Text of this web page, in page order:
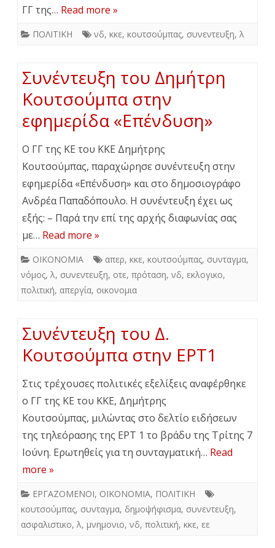
ΓΓ της… Read more »
ΠΟΛΙΤΙΚΗ νδ, κκε, κουτσούμπας, συνεντευξη, λ
Συνέντευξη του Δημήτρη
Κουτσούμπα στην
εφημερίδα «Επένδυση»
Ο ΓΓ της ΚΕ του ΚΚΕ Δημήτρης
Κουτσούμπας, παραχώρησε συνέντευξη στην
εφημερίδα «Επένδυση» και στο δημοσιογράφο
Ανδρέα Παπαδόπουλο. Η συνέντευξη έχει ως
εξής: – Παρά την επί της αρχής διαφωνίας σας
με… Read more »
ΟΙΚΟΝΟΜΙΑ απερ, κκε, κουτσούμπας, συνταγμα,
νόμος, λ, συνεντευξη, οτε, πρόταση, νδ, εκλογικο,
πολιτική, απεργία, οικονομια
Συνέντευξη του Δ.
Κουτσούμπα στην ΕΡΤ1
Στις τρέχουσες πολιτικές εξελίξεις αναφέρθηκε
ο ΓΓ της ΚΕ του ΚΚΕ, Δημήτρης
Κουτσούμπας, μιλώντας στο δελτίο ειδήσεων
της τηλεόρασης της ΕΡΤ 1 το βράδυ της Τρίτης 7
Ιούνη. Ερωτηθείς για τη συνταγματική… Read
more »
ΕΡΓΑΖΟΜΕΝΟΙ, ΟΙΚΟΝΟΜΙΑ, ΠΟΛΙΤΙΚΗ
κουτσούμπας, συνταγμα, δημοψήφισμα, συνεντευξη,
ασφαλιστικο, λ, μνημονιο, νδ, πολιτική, κκε, εε